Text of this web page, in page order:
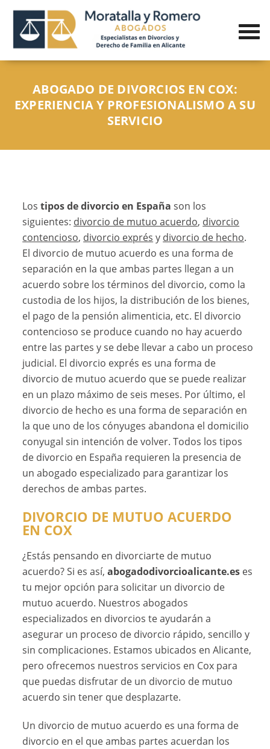
ABOGADO DE DIVORCIOS EN COX:
EXPERIENCIA Y PROFESIONALISMO A SU
SERVICIO
Lostipos de divorcio en España son los
siguientes: divorcio de mutuo acuerdo, divorcio
contencioso, divorcio exprés y divorcio de hecho.
El divorcio de mutuo acuerdo es una forma de
separación en la que ambas partes llegan a un
acuerdo sobre los términos del divorcio, como la
custodia de los hijos, la distribución de los bienes,
el pago de la pensión alimenticia, etc. El divorcio
contencioso se produce cuando no hay acuerdo
entre las partes y se debe llevar a cabo un proceso
judicial. El divorcio exprés es una forma de
divorcio de mutuo acuerdo que se puede realizar
en un plazo máximo de seis meses. Por último, el
divorcio de hecho es una forma de separación en
la que uno de los cónyuges abandona el domicilio
conyugal sin intención de volver. Todos los tipos
de divorcio en España requieren la presencia de
un abogado especializado para garantizar los
derechos de ambas partes.
DIVORCIO DE MUTUO ACUERDO
EN COX
¿Estás pensando en divorciarte de mutuo
acuerdo? Si es así,abogadodivorcioalicante.es es
tu mejor opción para solicitar un divorcio de
mutuo acuerdo. Nuestros abogados
especializados en divorcios te ayudarán a
asegurar un proceso de divorcio rápido, sencillo y
sin complicaciones. Estamos ubicados en Alicante,
pero ofrecemos nuestros servicios en Cox para
que puedas disfrutar de un divorcio de mutuo
acuerdo sin tener que desplazarte.
Un divorcio de mutuo acuerdo es una forma de
divorcio en el que ambas partes acuerdan los